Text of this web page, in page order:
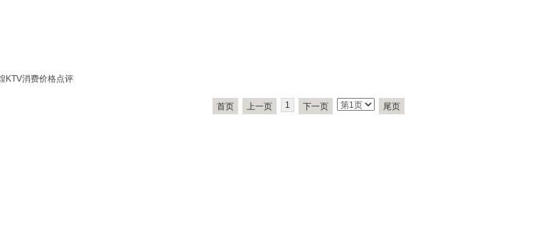
KTV消费价格点评
首页 上一页 1 下一页 尾页